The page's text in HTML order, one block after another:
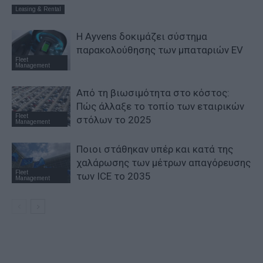
Leasing & Rental
Fleet
Management
Η Ayvens δοκιμάζει σύστημα
παρακολούθησης των μπαταριών EV
Fleet
Management
Από τη βιωσιμότητα στο κόστος:
Πώς άλλαξε το τοπίο των εταιρικών
στόλων το 2025
Fleet
Management
Ποιοι στάθηκαν υπέρ και κατά της
χαλάρωσης των μέτρων απαγόρευσης
των ICE το 2035